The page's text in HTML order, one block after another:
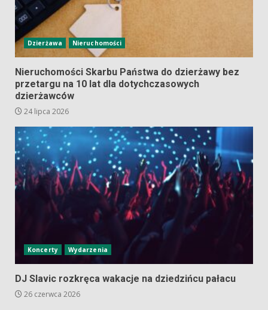
Dzierżawa Nieruchomości
Nieruchomości Skarbu Państwa do dzierżawy bez
przetargu na 10 lat dla dotychczasowych
dzierżawców
24 lipca 2026
Koncerty Wydarzenia
DJ Slavic rozkręca wakacje na dziedzińcu pałacu
26 czerwca 2026